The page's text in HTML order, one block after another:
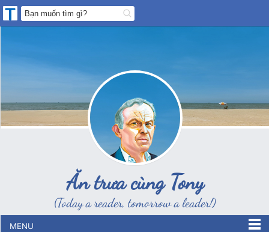
Ăn trưa cùng Tony
(Today a reader, tomorrow a leader!)
MENU